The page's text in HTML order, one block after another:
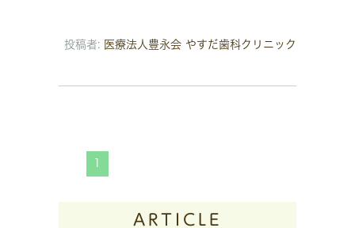
投稿者: 医療法人豊永会 やすだ歯科クリニック
ARTICLE